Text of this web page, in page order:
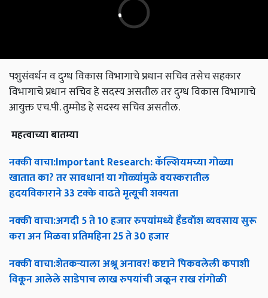
पशुसंवर्धन व दुग्ध विकास विभागाचे प्रधान सचिव तसेच सहकार
विभागाचे प्रधान सचिव हे सदस्य असतील तर दुग्ध विकास विभागाचे
आयुक्त एच.पी. तुम्मोड हे सदस्य सचिव असतील.
खातातका?तरसावधान!या गोळ्यांमुळेवयस्करातील
हृदयविकाराने33टक्केवाढतेमृत्यूचीशक्यता
कराअनमिळवाप्रतिमहिना25ते30हजार
विकूनआलेलेसाडेपाचलाखरुपयांचीजळून राखरांगोळी